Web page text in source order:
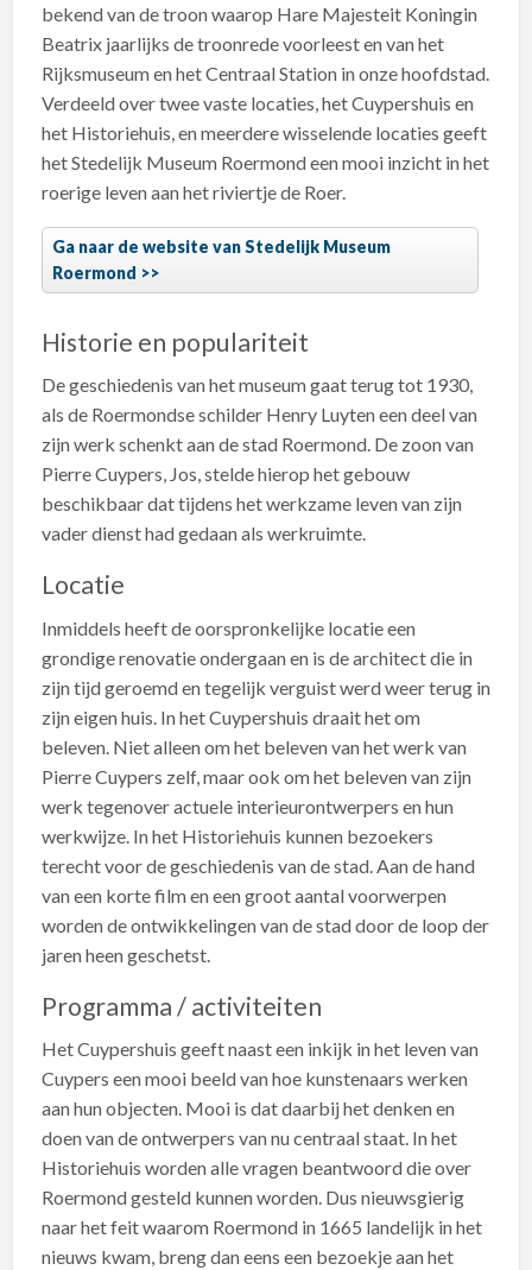
bekend van de troon waarop Hare Majesteit Koningin
Beatrix jaarlijks de troonrede voorleest en van het
Rijksmuseum en het Centraal Station in onze hoofdstad.
Verdeeld over twee vaste locaties, het Cuypershuis en
het Historiehuis, en meerdere wisselende locaties geeft
het Stedelijk Museum Roermond een mooi inzicht in het
roerige leven aan het riviertje de Roer.
Ga naar de website van Stedelijk Museum
Roermond
Historie en populariteit
De geschiedenis van het museum gaat terug tot 1930,
als de Roermondse schilder Henry Luyten een deel van
zijn werk schenkt aan de stad Roermond. De zoon van
Pierre Cuypers, Jos, stelde hierop het gebouw
beschikbaar dat tijdens het werkzame leven van zijn
vader dienst had gedaan als werkruimte.
Locatie
Inmiddels heeft de oorspronkelijke locatie een
grondige renovatie ondergaan en is de architect die in
zijn tijd geroemd en tegelijk verguist werd weer terug in
zijn eigen huis. In het Cuypershuis draait het om
beleven. Niet alleen om het beleven van het werk van
Pierre Cuypers zelf, maar ook om het beleven van zijn
werk tegenover actuele interieurontwerpers en hun
werkwijze. In het Historiehuis kunnen bezoekers
terecht voor de geschiedenis van de stad. Aan de hand
van een korte film en een groot aantal voorwerpen
worden de ontwikkelingen van de stad door de loop der
jaren heen geschetst.
Programma / activiteiten
Het Cuypershuis geeft naast een inkijk in het leven van
Cuypers een mooi beeld van hoe kunstenaars werken
aan hun objecten. Mooi is dat daarbij het denken en
doen van de ontwerpers van nu centraal staat. In het
Historiehuis worden alle vragen beantwoord die over
Roermond gesteld kunnen worden. Dus nieuwsgierig
naar het feit waarom Roermond in 1665 landelijk in het
nieuws kwam, breng dan eens een bezoekje aan het